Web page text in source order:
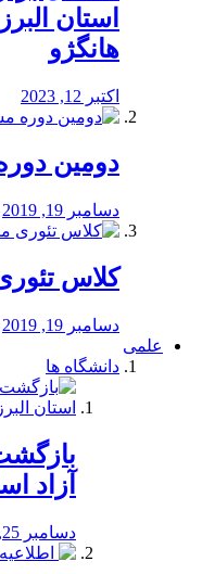
استان
هانگژو
اکتبر 12, 2023
دومین
دسامبر 19, 2019
کلاس تئوری
دسامبر 19, 2019
علمی
دانشگاه ها
آزاد
دسامبر 25, 2019